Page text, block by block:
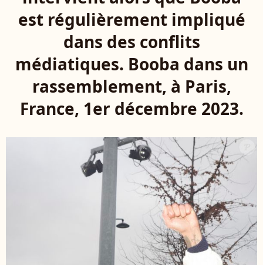
est régulièrement impliqué
dans des conflits
médiatiques. Booba dans un
rassemblement, à Paris,
France, 1er décembre 2023.